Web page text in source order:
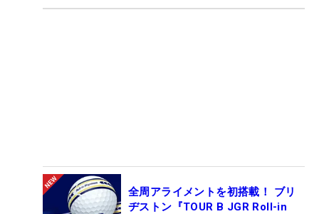
全周アライメントを初搭載！ ブリ
ヂストン『TOUR B JGR Roll-in